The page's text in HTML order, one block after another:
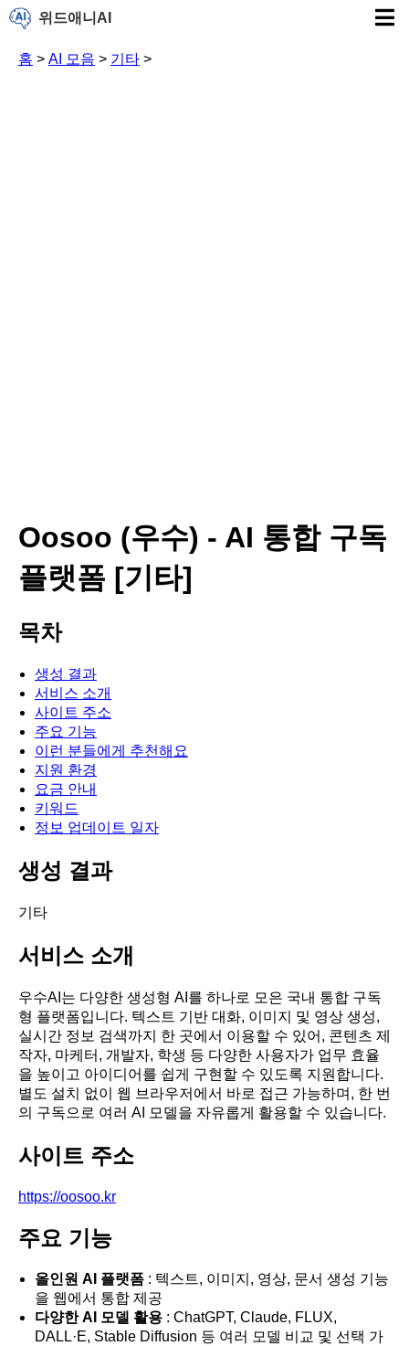
위드애니AI
홈 > AI 모음 > 기타 >
Oosoo (우수) - AI 통합 구독
플랫폼 [기타]
목차
생성 결과
서비스 소개
사이트 주소
주요 기능
이런 분들에게 추천해요
지원 환경
요금 안내
키워드
정보 업데이트 일자
생성 결과
기타
서비스 소개
우수AI는 다양한 생성형 AI를 하나로 모은 국내 통합 구독
형 플랫폼입니다. 텍스트 기반 대화, 이미지 및 영상 생성,
실시간 정보 검색까지 한 곳에서 이용할 수 있어, 콘텐츠 제
작자, 마케터, 개발자, 학생 등 다양한 사용자가 업무 효율
을 높이고 아이디어를 쉽게 구현할 수 있도록 지원합니다.
별도 설치 없이 웹 브라우저에서 바로 접근 가능하며, 한 번
의 구독으로 여러 AI 모델을 자유롭게 활용할 수 있습니다.
사이트 주소
https://oosoo.kr
주요 기능
올인원 AI 플랫폼 : 텍스트, 이미지, 영상, 문서 생성 기능
을 웹에서 통합 제공
다양한 AI 모델 활용 : ChatGPT, Claude, FLUX,
DALL·E, Stable Diffusion 등 여러 모델 비교 및 선택 가